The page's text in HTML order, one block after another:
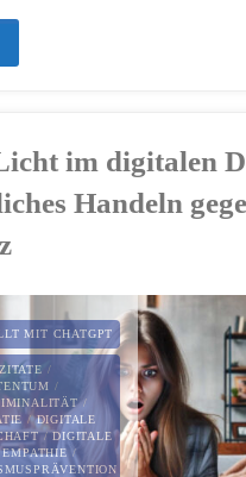
im digitalen
Handeln
MIT CHATGPT
/
/
/
/DIGITALE
/DIGITALE
EMPATHIE /